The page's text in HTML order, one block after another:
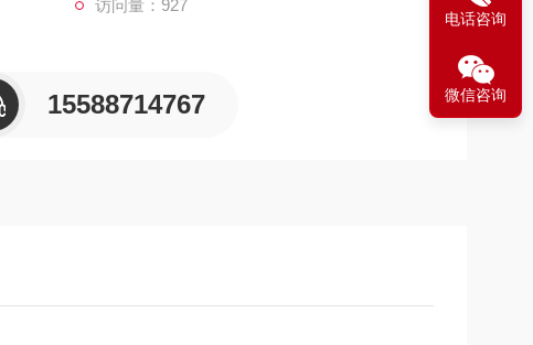
访问量：927
15588714767
电话咨询
微信咨询